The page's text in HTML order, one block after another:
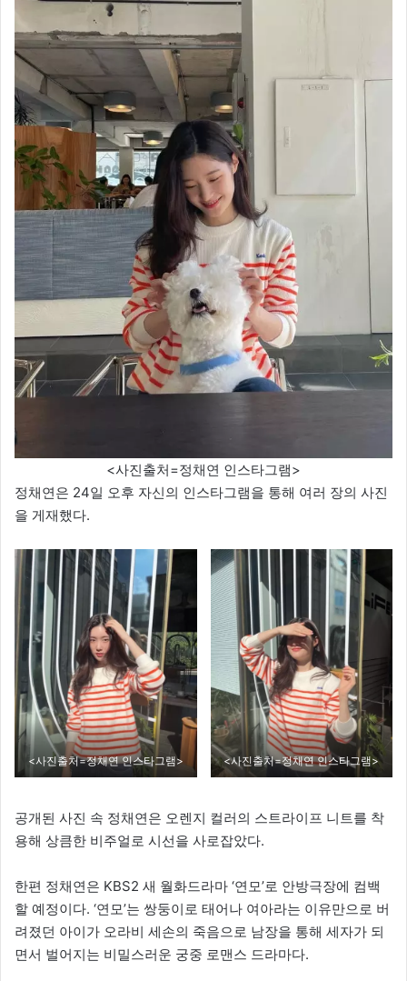
<사진출처=정채연 인스타그램>
정채연은 24일 오후 자신의 인스타그램을 통해 여러 장의 사진
을 게재했다.
<사진출처=정채연 인스타그램> <사진출처=정채연 인스타그램>
공개된 사진 속 정채연은 오렌지 컬러의 스트라이프 니트를 착
용해 상큼한 비주얼로 시선을 사로잡았다.
한편 정채연은 KBS2 새 월화드라마 ‘연모’로 안방극장에 컴백
할 예정이다. ‘연모’는 쌍둥이로 태어나 여아라는 이유만으로 버
려졌던 아이가 오라비 세손의 죽음으로 남장을 통해 세자가 되
면서 벌어지는 비밀스러운 궁중 로맨스 드라마다.